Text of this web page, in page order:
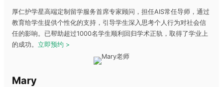
厚仁护学星高端定制留学服务首席专家顾问，担任AIS常任导师，通过
教育给学生提供个性化的支持，引导学生深入思考个人行为对社会信
任的影响。已帮助超过1000名学生顺利回归学术正轨，取得了学业上
的成功。 立即预约 >
Mary